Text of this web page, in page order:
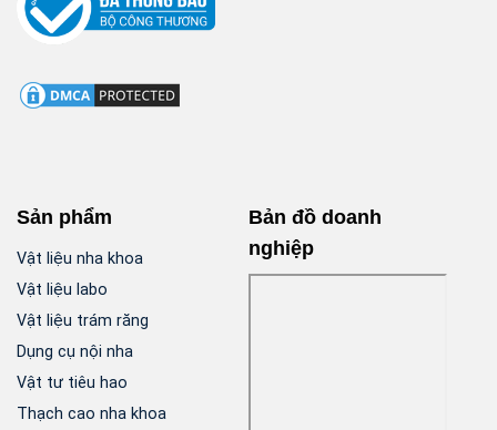
Sản phẩm
Vật liệu nha khoa
Vật liệu labo
Vật liệu trám răng
Dụng cụ nội nha
Vật tư tiêu hao
Thạch cao nha khoa
Bản đồ doanh
nghiệp